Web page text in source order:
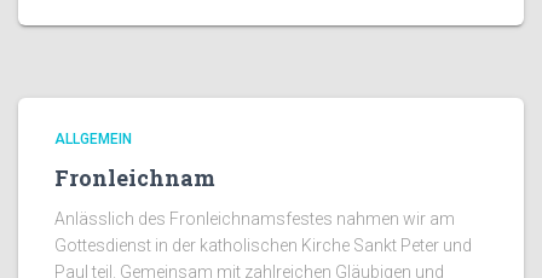
ALLGEMEIN
Fronleichnam
Anlässlich des Fronleichnamsfestes nahmen wir am
Gottesdienst in der katholischen Kirche Sankt Peter und
Paul teil. Gemeinsam mit zahlreichen Gläubigen und